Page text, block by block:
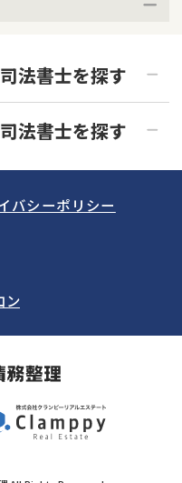
土日祝の相談可能
法書士を探す
森県
城県
奈川県
馬県
梨県
都府
良県
歌山県
川県
山県
山県
法書士を探す
再生
ドローン・クレジッ
社
金
バシーポリシー
ン